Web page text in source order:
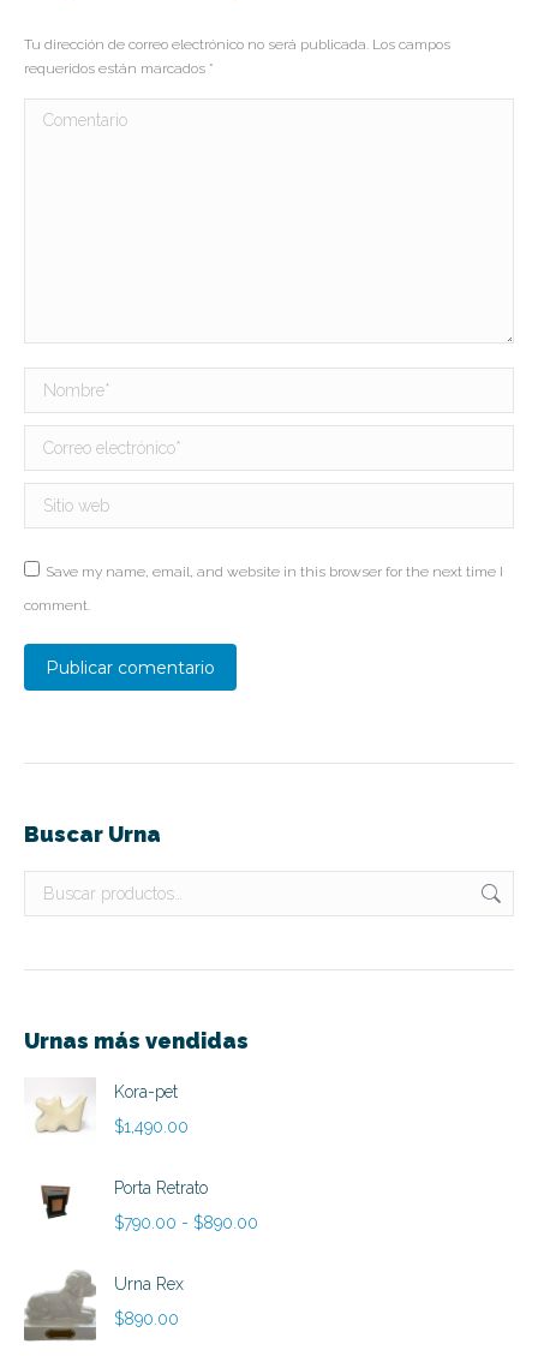
Tu dirección de correo electrónico no será publicada. Los campos
requeridos están marcados *
Comentario
Nombre *
Correo electrónico *
Sitio web
Save my name, email, and website in this browser for the next time I
comment.
Publicar comentario
Buscar Urna
Urnas más vendidas
Kora-pet
$1,490.00
Porta Retrato
$790.00 - $890.00
Urna Rex
$890.00